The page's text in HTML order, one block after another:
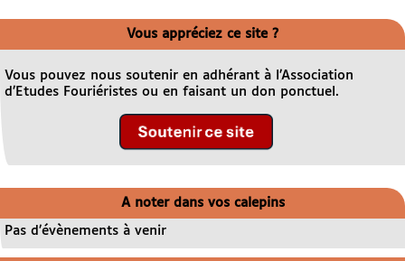
Vous appréciez ce site ?
Vous pouvez nous soutenir en adhérant à l’Association
d’Etudes Fouriéristes ou en faisant un don ponctuel.
A noter dans vos calepins
Pas d’évènements à venir